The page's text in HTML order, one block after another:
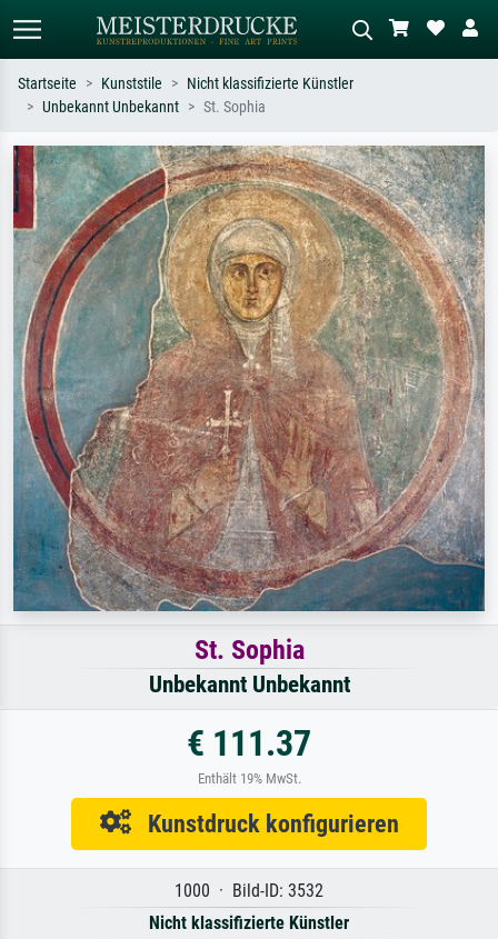
Suchen Sie nach Künstlern, Werktiteln
oder Stilen – z.B. Monet,
Sternennacht, Impressionismus, Welle
Hokusai, Akt.
Beschreiben Sie die Szene – z.B. Grüne
Wiese, Abstrakt mit viel Rot, Dunkles
Ölgemälde, Stehender Akt neben einem
Baum.
Startseite Kunststile
Nicht klassifizierte Künstler
Unbekannt Unbekannt
St. Sophia
St. Sophia
Unbekannt Unbekannt
€ 111.37
Enthält 19% MwSt.
Kunstdruck konfigurieren
1000 · Bild-ID: 3532
Nicht klassifizierte Künstler